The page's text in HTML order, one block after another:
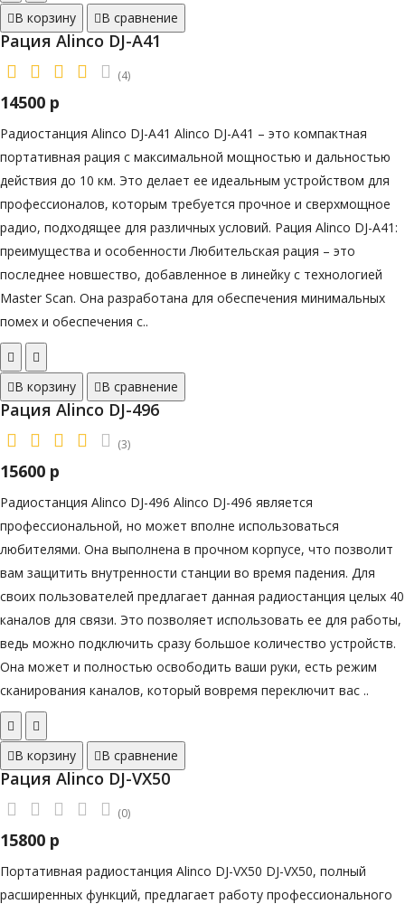
В корзину В сравнение
Рация Alinco DJ-A41
(4)
14500 р
Радиостанция Alinco DJ-A41 Alinco DJ-A41 – это компактная
портативная рация с максимальной мощностью и дальностью
действия до 10 км. Это делает ее идеальным устройством для
профессионалов, которым требуется прочное и сверхмощное
радио, подходящее для различных условий. Рация Alinco DJ-A41:
преимущества и особенности Любительская рация – это
последнее новшество, добавленное в линейку с технологией
Master Scan. Она разработана для обеспечения минимальных
помех и обеспечения с..
В корзину В сравнение
Рация Alinco DJ-496
(3)
15600 р
Радиостанция Alinco DJ-496 Alinco DJ-496 является
профессиональной, но может вполне использоваться
любителями. Она выполнена в прочном корпусе, что позволит
вам защитить внутренности станции во время падения. Для
своих пользователей предлагает данная радиостанция целых 40
каналов для связи. Это позволяет использовать ее для работы,
ведь можно подключить сразу большое количество устройств.
Она может и полностью освободить ваши руки, есть режим
сканирования каналов, который вовремя переключит вас ..
В корзину В сравнение
Рация Alinco DJ-VX50
(0)
15800 р
Портативная радиостанция Alinco DJ-VX50 DJ-VX50, полный
расширенных функций, предлагает работу профессионального